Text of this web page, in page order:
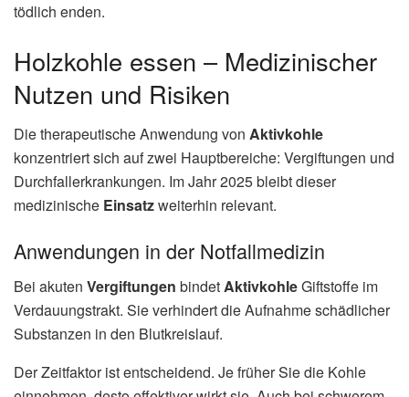
tödlich enden.
Holzkohle essen – Medizinischer
Nutzen und Risiken
Die therapeutische Anwendung von Aktivkohle
konzentriert sich auf zwei Hauptbereiche: Vergiftungen und
Durchfallerkrankungen. Im Jahr 2025 bleibt dieser
medizinische Einsatzweiterhin relevant.
Anwendungen in der Notfallmedizin
Bei akuten Vergiftungen bindetAktivkohleGiftstoffe im
Verdauungstrakt. Sie verhindert die Aufnahme schädlicher
Substanzen in den Blutkreislauf.
Der Zeitfaktor ist entscheidend. Je früher Sie die Kohle